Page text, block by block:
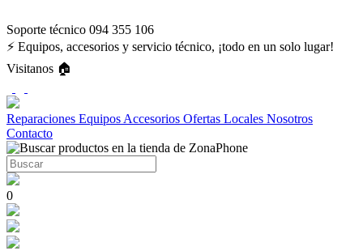
Soporte técnico 094 355 106
⚡ Equipos, accesorios y servicio técnico, ¡todo en un solo lugar!
Visitanos 🏠
Reparaciones Equipos Accesorios Ofertas Locales Nosotros
Contacto
0